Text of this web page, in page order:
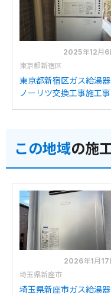
交換
2025年12月6
東京都新宿区
東京都新宿区ガス給湯
ノーリツ交換工事施工事
換
この地域の施
2026年1月17
埼玉県新座市
埼玉県新座市ガス給湯